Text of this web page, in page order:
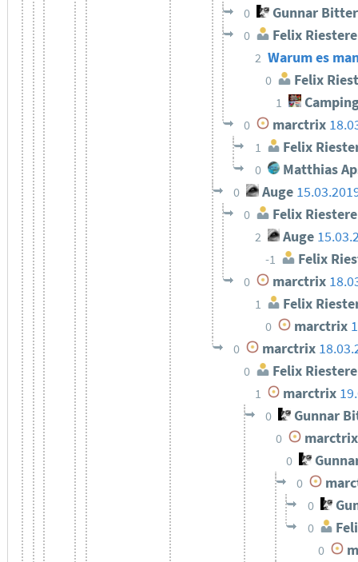
0 Gunnar
0 Felix
2 Warum es
0 Felix
1
0 marctrix
1 Felix
0 Matthias
0 Auge
0 Felix
2 Auge
-1 Felix
0 marctrix
1 Felix
0 marctrix
0 marctrix
0 Felix
1 marctrix
0 Gunnar
0 marctrix
0
0
0
0
0